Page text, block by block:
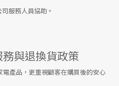
服務人員協助。
與退換貨政策
電產品，更重視顧客在購買後的安心